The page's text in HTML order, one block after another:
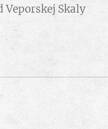
Veporskej